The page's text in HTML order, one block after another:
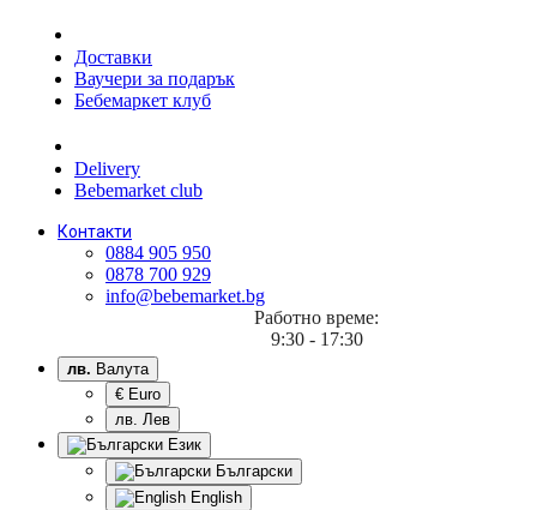
Доставки
Ваучери за подарък
Бебемаркет клуб
Delivery
Bebemarket club
Контакти
0884 905 950
0878 700 929
info@bebemarket.bg
Работно време:
9:30 - 17:30
лв. Валута
€ Euro
лв. Лев
Език
Български
English